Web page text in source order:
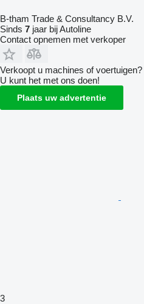
B-tham Trade & Consultancy B.V.
Sinds 7 jaar bij Autoline
Contact opnemen met verkoper
Verkoopt u machines of voertuigen?
U kunt het met ons doen!
Plaats uw advertentie
3